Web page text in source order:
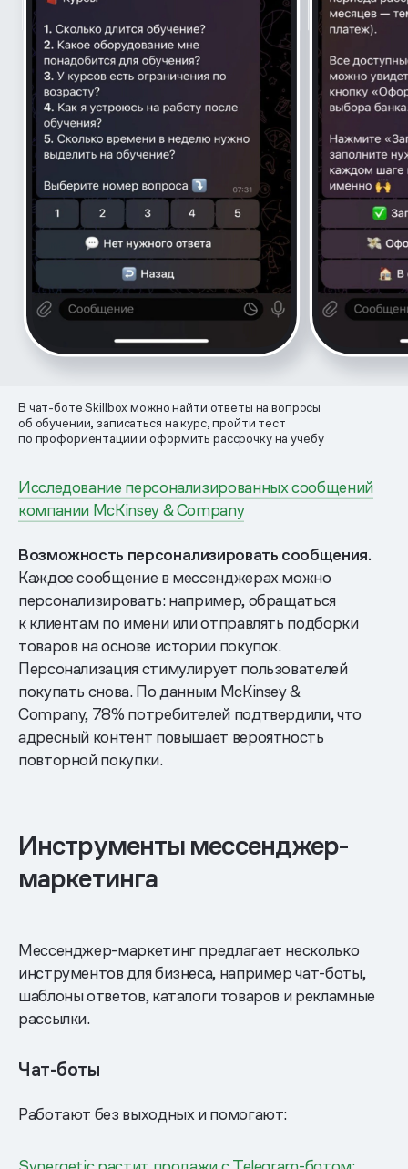
В чат-боте Skillbox можно найти ответы на вопросы
об обучении, записаться на курс, пройти тест
по профориентации и оформить рассрочку на учебу
Исследование персонализированных сообщений
компании McKinsey & Company
Возможность персонализировать сообщения.
Каждое сообщение в мессенджерах можно
персонализировать: например, обращаться
к клиентам по имени или отправлять подборки
товаров на основе истории покупок.
Персонализация стимулирует пользователей
покупать снова. По данным McKinsey &
Company, 78% потребителей подтвердили, что
адресный контент повышает вероятность
повторной покупки.
Инструменты мессенджер-
маркетинга
Мессенджер-маркетинг предлагает несколько
инструментов для бизнеса, например чат-боты,
шаблоны ответов, каталоги товаров и рекламные
рассылки.
Чат-боты
Работают без выходных и помогают: